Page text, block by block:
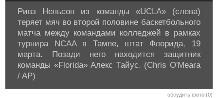
Ривз Нельсон из команды «UCLA» (слева)
теряет мяч во второй половине баскетбольного
матча между командами колледжей в рамках
турнира NCAA в Тампе, штат Флорида, 19
марта. Позади него находится защитник
команды «Florida» Алекс Тайус. (Chris O'Meara
/ AP)
обсудить фото (0)